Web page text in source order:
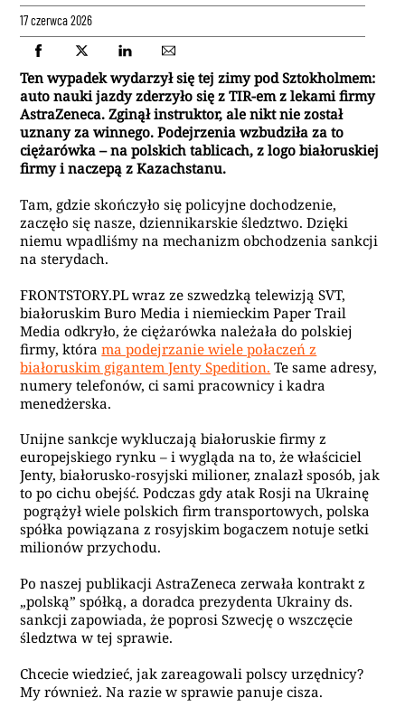
17 czerwca 2026
Ten wypadek wydarzył się tej zimy pod Sztokholmem:
auto nauki jazdy zderzyło się z TIR-em z lekami firmy
AstraZeneca. Zginął instruktor, ale nikt nie został
uznany za winnego. Podejrzenia wzbudziła za to
ciężarówka – na polskich tablicach, z logo białoruskiej
firmy i naczepą z Kazachstanu.
Tam, gdzie skończyło się policyjne dochodzenie,
zaczęło się nasze, dziennikarskie śledztwo. Dzięki
niemu wpadliśmy na mechanizm obchodzenia sankcji
na sterydach.
FRONTSTORY.PL wraz ze szwedzką telewizją SVT,
białoruskim Buro Media i niemieckim Paper Trail
Media odkryło, że ciężarówka należała do polskiej
firmy, którama podejrzanie wiele połaczeń z
białoruskim gigantem Jenty Spedition. Te same adresy,
numery telefonów, ci sami pracownicy i kadra
menedżerska.
Unijne sankcje wykluczają białoruskie firmy z
europejskiego rynku – i wygląda na to, że właściciel
Jenty, białorusko-rosyjski milioner, znalazł sposób, jak
to po cichu obejść. Podczas gdy atak Rosji na Ukrainę
pogrążył wiele polskich firm transportowych, polska
spółka powiązana z rosyjskim bogaczem notuje setki
milionów przychodu.
Po naszej publikacji AstraZeneca zerwała kontrakt z
„polską” spółką, a doradca prezydenta Ukrainy ds.
sankcji zapowiada, że poprosi Szwecję o wszczęcie
śledztwa w tej sprawie.
Chcecie wiedzieć, jak zareagowali polscy urzędnicy?
My również. Na razie w sprawie panuje cisza.